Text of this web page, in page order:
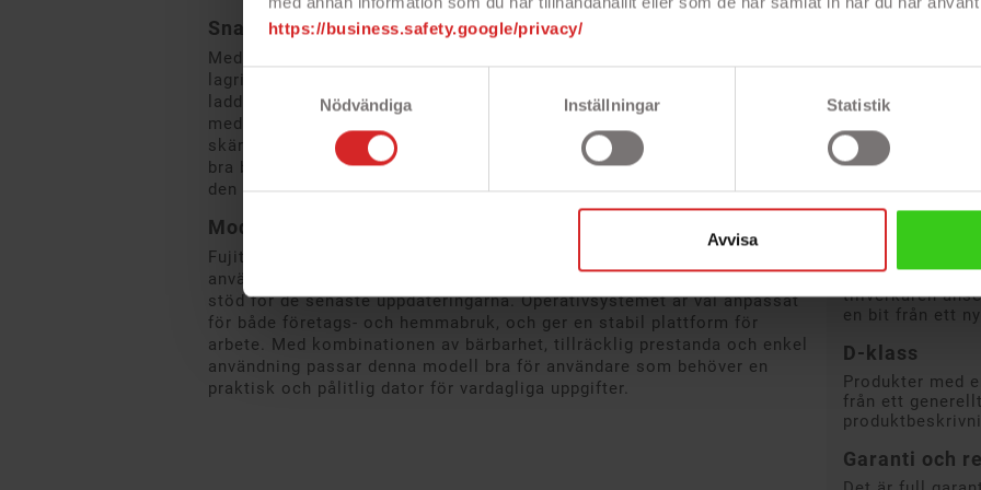
https://business.safety.google/privacy/
Nödvändiga
Inställningar Statistik
Avvisa
Snabb lagring och praktiska anslutningar
Med en 256 GB SSD får du snabb tillgång till program och filer. SSD-
lagring bidrar också till snabb uppstart av systemet och kortare
laddningstider, vilket sparar tid i det dagliga arbetet. Datorn är utrustad
med de vanligaste anslutningsmöjligheterna för att koppla in externa
skärmar, USB-enheter och nätverkstillbehör. Detta gör att den fungerar
bra både som en mobil dator och som en stationär arbetsstation när
den är dockad.
Modern programvara och säkerhet
Fujitsu Lifebook U748 levereras med Windows 11 Pro, vilket innebär att
användaren får tillgång till moderna funktioner, förbättrad säkerhet och
stöd för de senaste uppdateringarna. Operativsystemet är väl anpassat
för både företags- och hemmabruk, och ger en stabil plattform för
arbete. Med kombinationen av bärbarhet, tillräcklig prestanda och enkel
användning passar denna modell bra för användare som behöver en
praktisk och pålitlig dator för vardagliga uppgifter.
Produkter som
kan
Merparten av
Batterihälsan är
men det kan
C-klass
Produkter med
finnas en del
– men priset
prestanda eller
tillverkaren
en bit från ett
D-klass
Produkter med
från ett
Garanti och